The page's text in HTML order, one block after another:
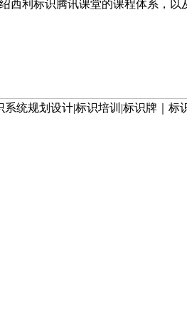
西利标识腾讯课堂的课程体系，